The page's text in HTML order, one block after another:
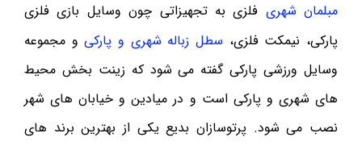
مبلمان شهری فلزی به تجهیزاتی چون وسایل بازی فلزی
پارکی، نیمکت فلزی، سطل زباله شهری و پارکیو مجموعه
وسایل ورزشی پارکی گفته می شود که زینت بخش محیط
های شهری و پارکی است و در میادین و خیابان های شهر
نصب می شود. پرتوسازان بدیع یکی از بهترین برند های